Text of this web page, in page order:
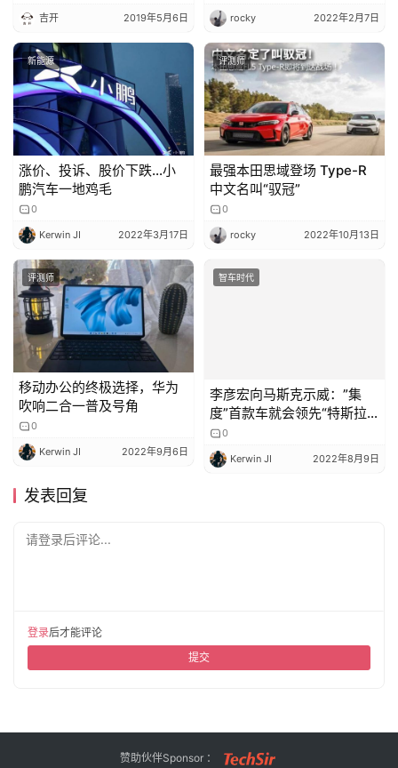
吉开 2019年5月6日 rocky 2022年2月7日
新能源
涨价、投诉、股价下跌…小
鹏汽车一地鸡毛
0
Kerwin JI 2022年3月17日
评测师
最强本田思域登场 Type-R
中文名叫“驭冠”
0
rocky 2022年10月13日
评测师
移动办公的终极选择，华为
吹响二合一普及号角
0
Kerwin JI 2022年9月6日
智车时代
李彦宏向马斯克示威：”集
度”首款车就会领先“特斯拉”
一代
Kerwin JI 2022年8月9日
发表回复
请登录后评论...
登录 后才能评论
提交
赞助伙伴Sponsor ：